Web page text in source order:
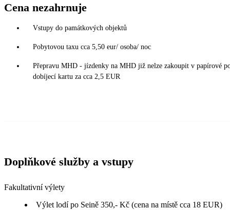
Cena nezahrnuje
Vstupy do památkových objektů
Pobytovou taxu cca 5,50 eur/ osoba/ noc
Přepravu MHD - jízdenky na MHD již nelze zakoupit v papírové
dobíjecí kartu za cca 2,5 EUR
Doplňkové služby a vstupy
Fakultativní výlety
Výlet lodí po Seině 350,- Kč (cena na místě cca 18 EUR)